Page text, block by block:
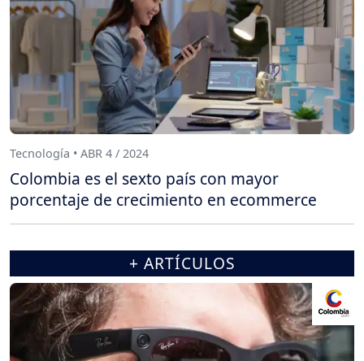
Tecnología • ABR 4 / 2024
Colombia es el sexto país con mayor
porcentaje de crecimiento en ecommerce
+ ARTÍCULOS